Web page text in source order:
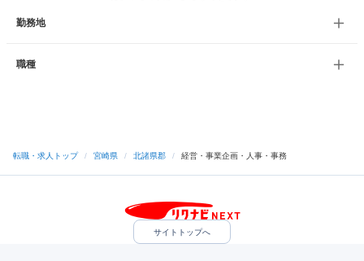
勤務地
職種
転職・求人トップ / 宮崎県 / 北諸県郡 / 経営・事業企画・人事・事務
サイトトップへ